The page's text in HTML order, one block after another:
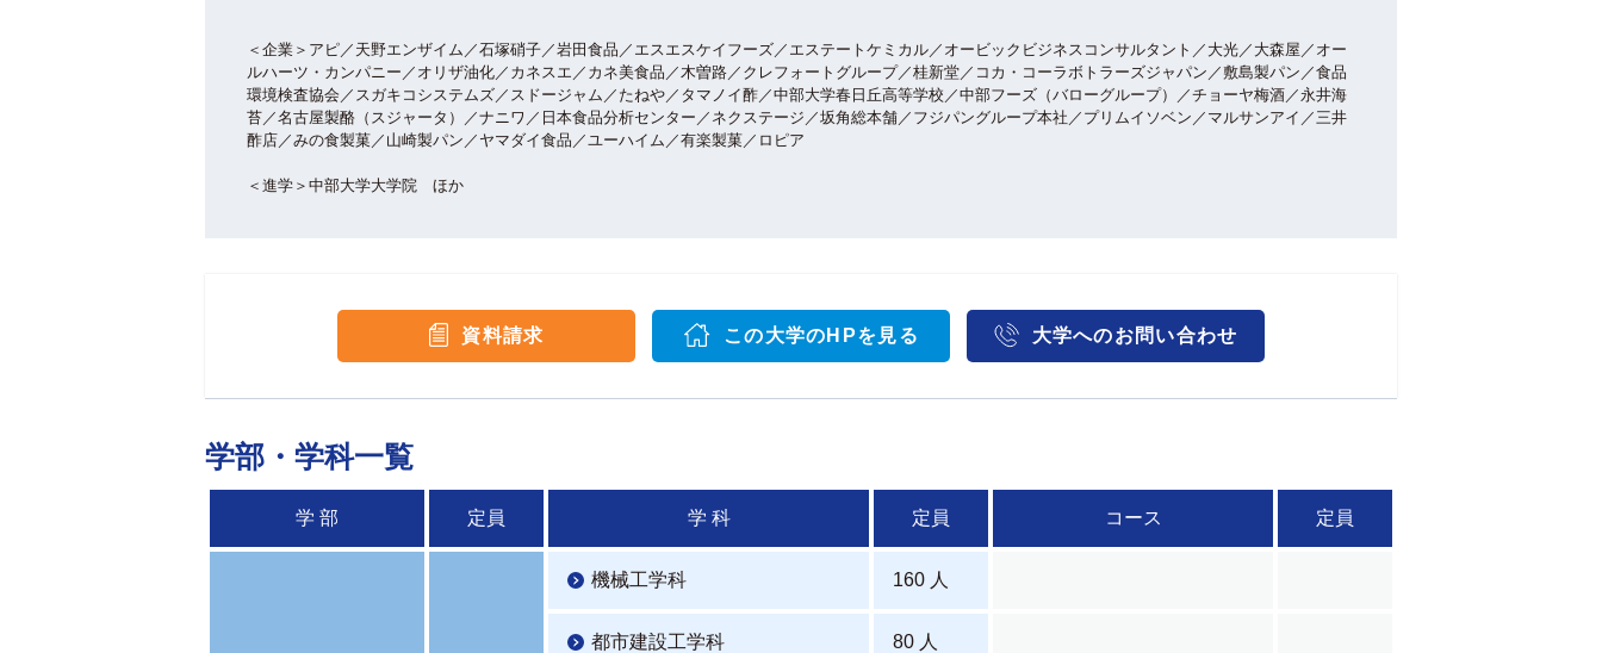
＜企業＞アピ／天野エンザイム／石塚硝子／岩田食品／エスエスケイフーズ／エステートケミカル／オービックビジネスコンサルタント／大光／大森屋／オー
ルハーツ・カンパニー／オリザ油化／カネスエ／カネ美食品／木曽路／クレフォートグループ／桂新堂／コカ・コーラボトラーズジャパン／敷島製パン／食品
環境検査協会／スガキコシステムズ／スドージャム／たねや／タマノイ酢／中部大学春日丘高等学校／中部フーズ（バローグループ）／チョーヤ梅酒／永井海
苔／名古屋製酪（スジャータ）／ナニワ／日本食品分析センター／ネクステージ／坂角総本舗／フジパングループ本社／プリムイソベン／マルサンアイ／三井
酢店／みの食製菓／山崎製パン／ヤマダイ食品／ユーハイム／有楽製菓／ロピア
＜進学＞中部大学大学院 ほか
資料請求 この大学のHPを見る 大学へのお問い合わせ
学部・学科一覧
学 部 定員 学 科 定員 コース 定員
機械工学科 160 人
都市建設工学科 80 人